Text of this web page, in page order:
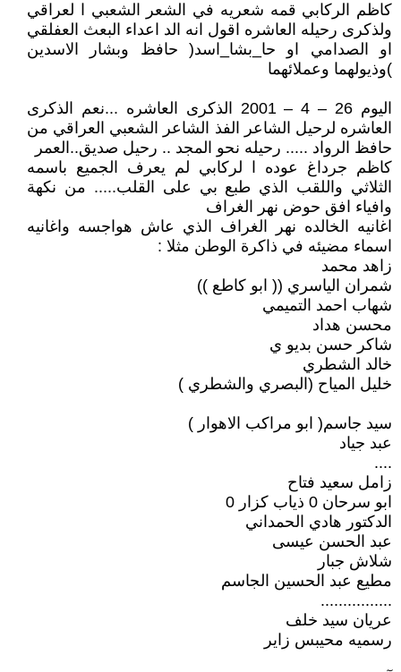
كاظم الركابي قمه شعريه في الشعر الشعبي ا لعراقي
ولذكرى رحيله العاشره اقول انه الد اعداء البعث العفلقي
او الصدامي او حا_بشا_اسد( حافظ وبشار الاسدين
)وذيولهما وعملائهما
اليوم 26 – 4 – 2001 الذكرى العاشره ...نعم الذكرى
العاشره لرحيل الشاعر الفذ الشاعر الشعبي العراقي من
حافظ الرواد ..... رحيله نحو المجد .. رحيل صديق..العمر
كاظم جرداغ عوده ا لركابي لم يعرف الجميع باسمه
الثلاثي واللقب الذي طبع بي على القلب..... من نكهة
وافياء افق حوض نهر الغراف
اغانيه الخالده نهر الغراف الذي عاش هواجسه واغانيه
اسماء مضيئه في ذاكرة الوطن مثلا :
زاهد محمد
شمران الياسري (( ابو كاطع ))
شهاب احمد التميمي
محسن هداد
شاكر حسن بديو ي
خالد الشطري
خليل المياح (البصري والشطري )
سيد جاسم( ابو مراكب الاهوار )
عبد جياد
....
زامل سعيد فتاح
ابو سرحان 0 ذياب كزار 0
الدكتور هادي الحمداني
عبد الحسن عيسى
شلاش جبار
مطيع عبد الحسين الجاسم
................
عريان سيد خلف
رسميه محيبس زاير